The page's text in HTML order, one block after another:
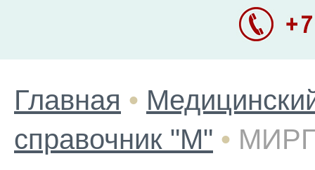
Главная •
справочник "М" •